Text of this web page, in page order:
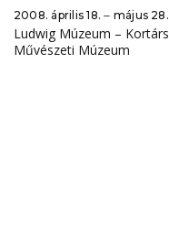
2008. április 18. ‒ május 28.
Ludwig Múzeum – Kortárs
Művészeti Múzeum